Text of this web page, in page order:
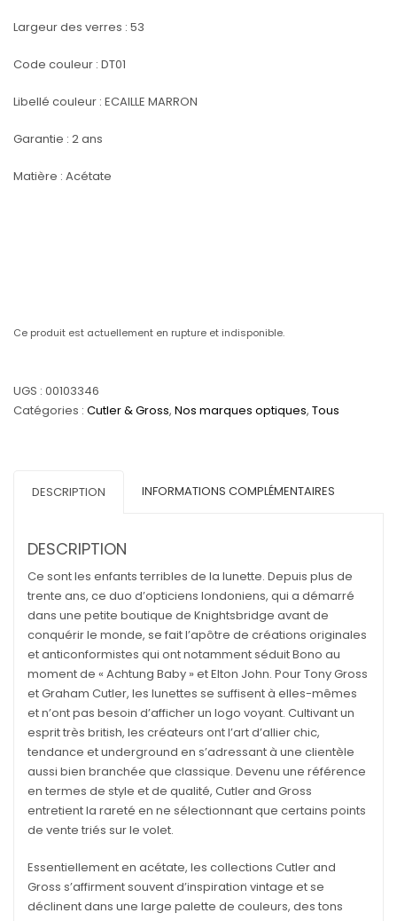
Largeur des verres : 53
Code couleur : DT01
Libellé couleur : ECAILLE MARRON
Garantie : 2 ans
Matière : Acétate
Ce produit est actuellement en rupture et indisponible.
UGS : 00103346
Catégories : Cutler & Gross, Nos marques optiques, Tous
DESCRIPTION INFORMATIONS COMPLÉMENTAIRES
DESCRIPTION
Ce sont les enfants terribles de la lunette. Depuis plus de
trente ans, ce duo d’opticiens londoniens, qui a démarré
dans une petite boutique de Knightsbridge avant de
conquérir le monde, se fait l’apôtre de créations originales
et anticonformistes qui ont notamment séduit Bono au
moment de « Achtung Baby » et Elton John. Pour Tony Gross
et Graham Cutler, les lunettes se suffisent à elles-mêmes
et n’ont pas besoin d’afficher un logo voyant. Cultivant un
esprit très british, les créateurs ont l’art d’allier chic,
tendance et underground en s’adressant à une clientèle
aussi bien branchée que classique. Devenu une référence
en termes de style et de qualité, Cutler and Gross
entretient la rareté en ne sélectionnant que certains points
de vente triés sur le volet.
Essentiellement en acétate, les collections Cutler and
Gross s’affirment souvent d’inspiration vintage et se
déclinent dans une large palette de couleurs, des tons